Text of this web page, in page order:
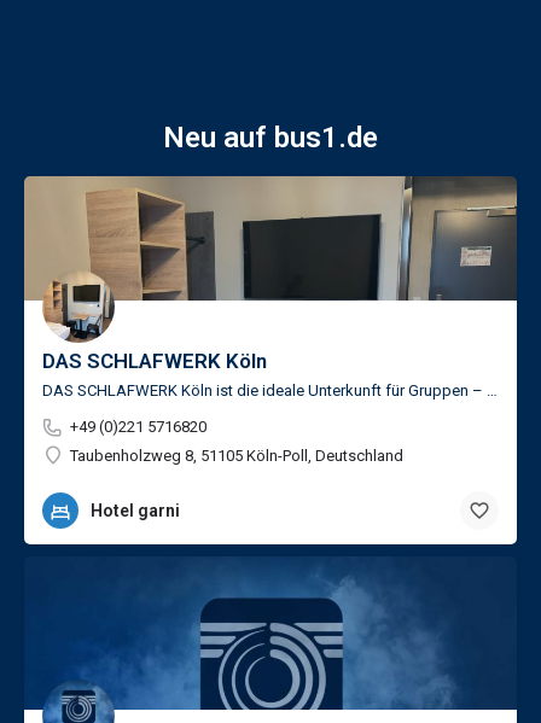
Neu auf bus1.de
DAS SCHLAFWERK Köln
+49 (0)221 5716820
Taubenholzweg 8, 51105 Köln-Poll, Deutschland
Hotel garni